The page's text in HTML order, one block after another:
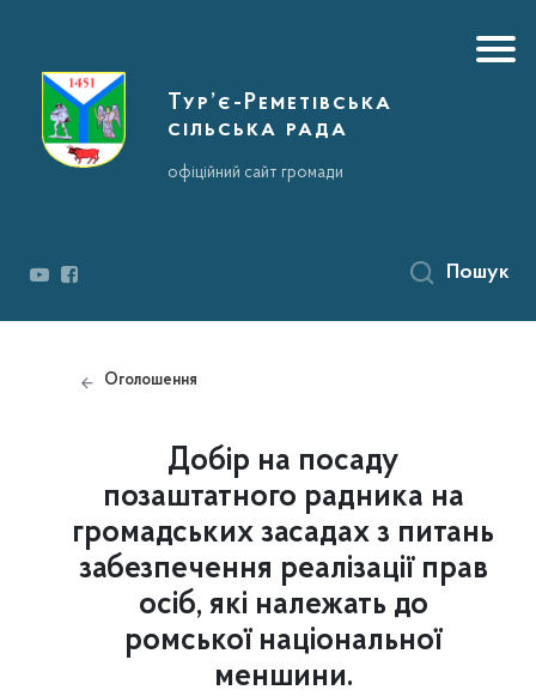
Тур’є-Реметівська
сільська рада
офіційний сайт громади
Пошук
Оголошення
Добір на посаду
позаштатного радника на
громадських засадах з питань
забезпечення реалізації прав
осіб, які належать до
ромської національної
меншини.